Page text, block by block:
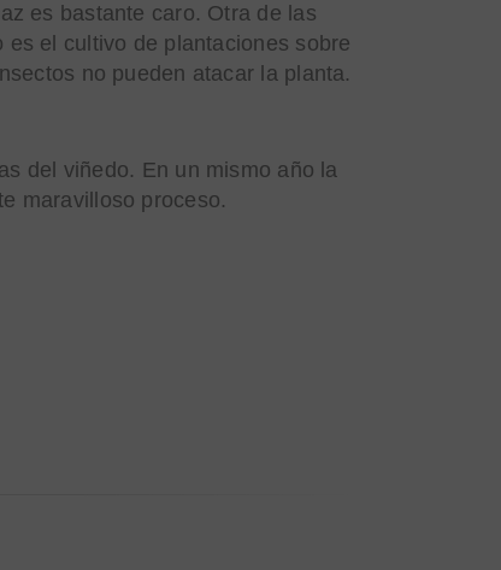
es bastante caro. Otra de las
el cultivo de plantaciones sobre
no pueden atacar la planta.
del viñedo. En un mismo año la
maravilloso proceso.